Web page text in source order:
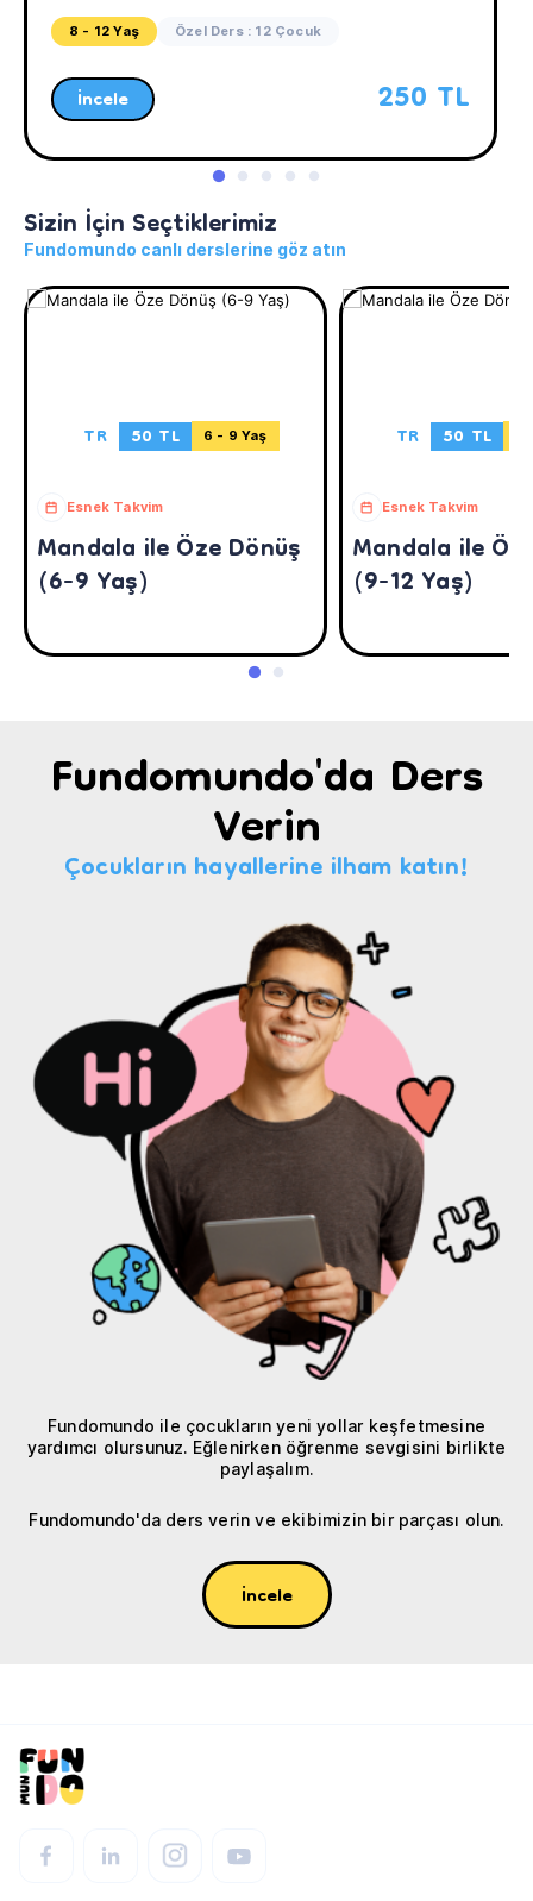
8 - 12 Yaş Özel Ders : 12 Çocuk
İncele 250 TL
Sizin İçin Seçtiklerimiz
Fundomundo canlı derslerine göz atın
TR 50 TL 6 - 9 Yaş
Esnek Takvim
Mandala ile Öze Dönüş
(6-9 Yaş)
TR 50 TL
Esnek Takvim
Mandala ile
(9-12 Yaş)
Fundomundo'da Ders
Verin
Çocukların hayallerine ilham katın!
Fundomundo ile çocukların yeni yollar keşfetmesine
yardımcı olursunuz. Eğlenirken öğrenme sevgisini birlikte
paylaşalım.
Fundomundo'da ders verin ve ekibimizin bir parçası olun.
İncele